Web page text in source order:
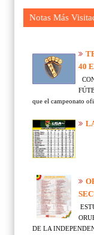
Notas Más
40
que el campeonato
DE LA